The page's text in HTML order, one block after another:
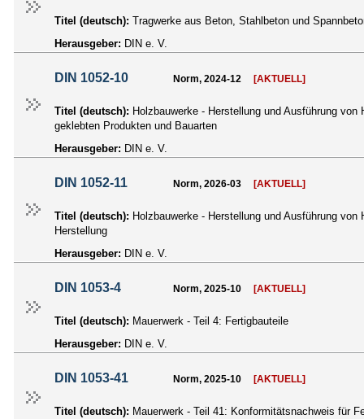
Titel (deutsch): Tragwerke aus Beton, Stahlbeton und
Herausgeber: DIN e. V.
DIN 1052-10 Norm, 2024-12 [AKTUELL]
Titel (deutsch): Holzbauwerke - Herstellung und Ausführung
geklebten Produkten und Bauarten
Herausgeber: DIN e. V.
DIN 1052-11 Norm, 2026-03 [AKTUELL]
Titel (deutsch): Holzbauwerke - Herstellung und Ausführung
Herstellung
Herausgeber: DIN e. V.
DIN 1053-4 Norm, 2025-10 [AKTUELL]
Titel (deutsch): Mauerwerk - Teil 4: Fertigbauteile
Herausgeber: DIN e. V.
DIN 1053-41 Norm, 2025-10 [AKTUELL]
Titel (deutsch): Mauerwerk - Teil 41: Konformitätsnachweis für